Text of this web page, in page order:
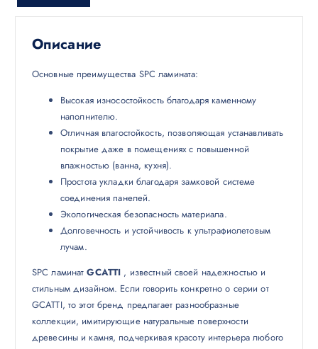
Описание
Основные преимущества SPC ламината:
Высокая износостойкость благодаря каменному
наполнителю.
Отличная влагостойкость, позволяющая устанавливать
покрытие даже в помещениях с повышенной
влажностью (ванна, кухня).
Простота укладки благодаря замковой системе
соединения панелей.
Экологическая безопасность материала.
Долговечность и устойчивость к ультрафиолетовым
лучам.
SPC ламинатGCATTI , известный своей надежностью и
стильным дизайном. Если говорить конкретно о серии от
GCATTI, то этот бренд предлагает разнообразные
коллекции, имитирующие натуральные поверхности
древесины и камня, подчеркивая красоту интерьера любого